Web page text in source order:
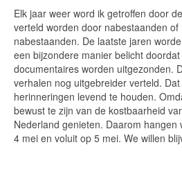
Elk jaar weer word ik getroffen door
verteld worden door nabestaanden
nabestaanden. De laatste jaren
een bijzondere manier belicht
documentaires worden uitgezonden.
verhalen nog uitgebreider verteld.
herinneringen levend te houden.
bewust te zijn van de kostbaarheid
Nederland genieten. Daarom
4 mei en voluit op 5 mei. We willen